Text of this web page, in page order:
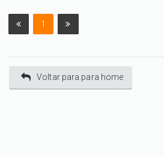
1
Voltar para para home